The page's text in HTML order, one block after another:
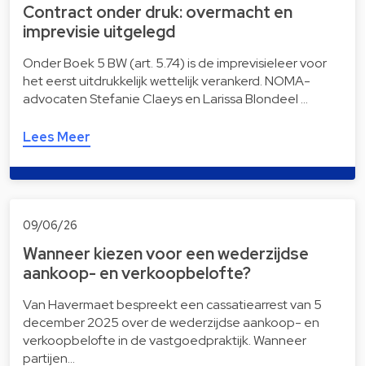
Contract onder druk: overmacht en
imprevisie uitgelegd
Onder Boek 5 BW (art. 5.74) is de imprevisieleer voor
het eerst uitdrukkelijk wettelijk verankerd. NOMA-
advocaten Stefanie Claeys en Larissa Blondeel …
Lees Meer
09/06/26
Wanneer kiezen voor een wederzijdse
aankoop- en verkoopbelofte?
Van Havermaet bespreekt een cassatiearrest van 5
december 2025 over de wederzijdse aankoop- en
verkoopbelofte in de vastgoedpraktijk. Wanneer
partijen…